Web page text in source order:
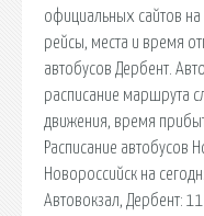
официальных сайтов
рейсы, места и время
автобусов Дербент.
расписание маршрута
движения, время
Расписание автобусов
Новороссийск на
Автовокзал, Дербент: